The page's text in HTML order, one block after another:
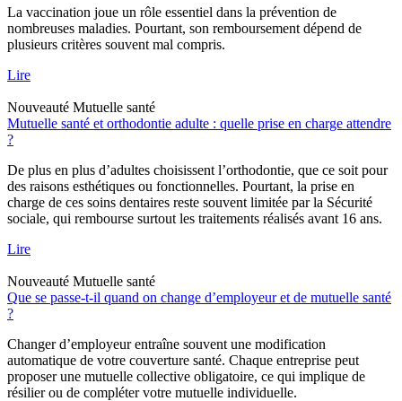
La vaccination joue un rôle essentiel dans la prévention de
nombreuses maladies. Pourtant, son remboursement dépend de
plusieurs critères souvent mal compris.
Lire
Nouveauté Mutuelle santé
Mutuelle santé et orthodontie adulte : quelle prise en charge attendre
?
De plus en plus d’adultes choisissent l’orthodontie, que ce soit pour
des raisons esthétiques ou fonctionnelles. Pourtant, la prise en
charge de ces soins dentaires reste souvent limitée par la Sécurité
sociale, qui rembourse surtout les traitements réalisés avant 16 ans.
Lire
Nouveauté Mutuelle santé
Que se passe-t-il quand on change d’employeur et de mutuelle santé
?
Changer d’employeur entraîne souvent une modification
automatique de votre couverture santé. Chaque entreprise peut
proposer une mutuelle collective obligatoire, ce qui implique de
résilier ou de compléter votre mutuelle individuelle.